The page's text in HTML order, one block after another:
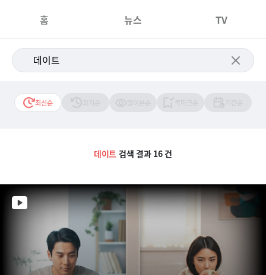
홈 뉴스 TV
최신순
데이트 검색 결과 16 건